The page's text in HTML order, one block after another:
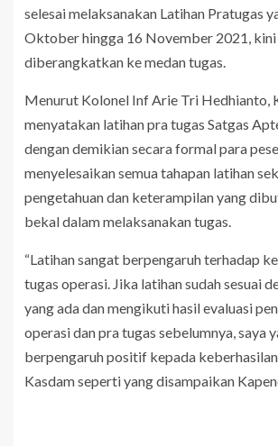
selesai melaksanakan Latihan Pratugas
Oktober hingga 16 November 2021, kini
diberangkatkan ke medan tugas.
Menurut Kolonel Inf Arie Tri Hedhianto,
menyatakan latihan pra tugas Satgas
dengan demikian secara formal para
menyelesaikan semua tahapan latihan
pengetahuan dan keterampilan yang
bekal dalam melaksanakan tugas.
“Latihan sangat berpengaruh terhadap
tugas operasi. Jika latihan sudah sesuai
yang ada dan mengikuti hasil evaluasi
operasi dan pra tugas sebelumnya, saya
berpengaruh positif kepada keberhasilan
Kasdam seperti yang disampaikan